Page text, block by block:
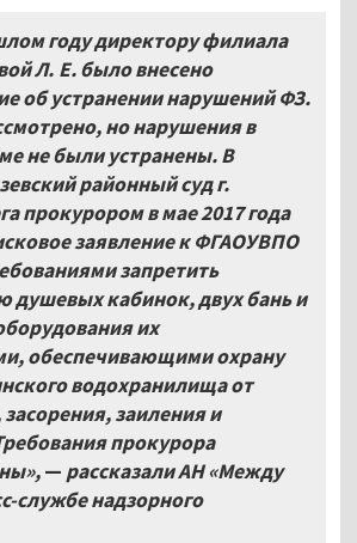
году директору филиала
Л. Е. было внесено
об устранении нарушений ФЗ.
но нарушения в
не были устранены. В
районный суд г.
прокурором в мае 2017 года
заявление к ФГАОУВПО
запретить
душевых кабинок, двух бань и
их
обеспечивающими охрану
водохранилища от
заиления и
прокурора
— рассказали АН «Между
службе надзорного